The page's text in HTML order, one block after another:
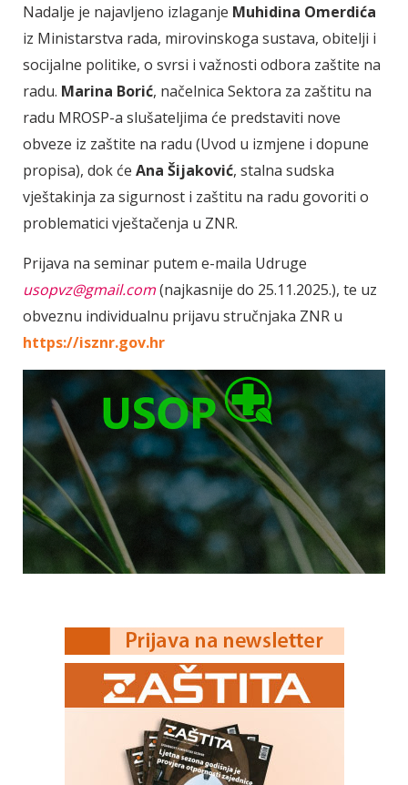
Nadalje je najavljeno izlaganje Muhidina Omerdića
iz Ministarstva rada, mirovinskoga sustava, obitelji i
socijalne politike, o svrsi i važnosti odbora zaštite na
radu. Marina Borić, načelnica Sektora za zaštitu na
radu MROSP-a slušateljima će predstaviti nove
obveze iz zaštite na radu (Uvod u izmjene i dopune
propisa), dok će Ana Šijaković, stalna sudska
vještakinja za sigurnost i zaštitu na radu govoriti o
problematici vještačenja u ZNR.
Prijava na seminar putem e-maila Udruge
usopvz@gmail.com(najkasnije do 25.11.2025.), te uz
obveznu individualnu prijavu stručnjaka ZNR u
https://isznr.gov.hr